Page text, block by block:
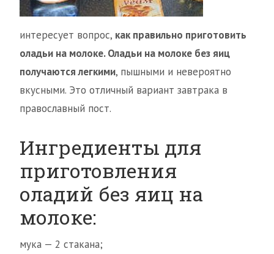
интересует вопрос, как правильно приготовить
оладьи на молоке. Оладьи на молоке без яиц
получаются легкими, пышными и невероятно
вкусными. Это отличный вариант завтрака в
православный пост.
Ингредиенты для
приготовления
оладий без яиц на
молоке:
мука — 2 стакана;